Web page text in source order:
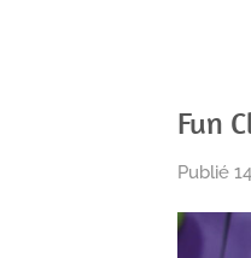
Fun
Publié